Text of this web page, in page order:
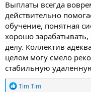
Работаю оператором
Выплаты всегда
действительно
обучение, понятная
хорошо зарабатывать,
делу. Коллектив
целом могу смело
стабильную